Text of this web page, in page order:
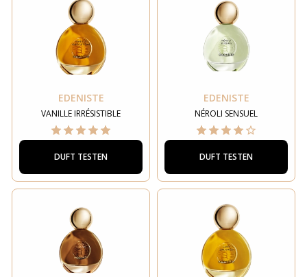
EDENISTE
VANILLE IRRÉSISTIBLE
DUFT TESTEN
EDENISTE
NÉROLI SENSUEL
DUFT TESTEN